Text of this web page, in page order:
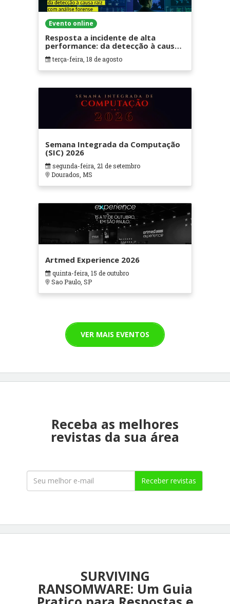
Evento online
Resposta a incidente de alta
performance: da detecção à causa
raiz com análise forense
terça-feira, 18 de agosto
Semana Integrada da Computação
(SIC) 2026
segunda-feira, 21 de setembro
Dourados, MS
Artmed Experience 2026
quinta-feira, 15 de outubro
Sao Paulo, SP
VER MAIS EVENTOS
Receba as melhores
revistas da sua área
Receber revistas
SURVIVING
RANSOMWARE: Um Guia